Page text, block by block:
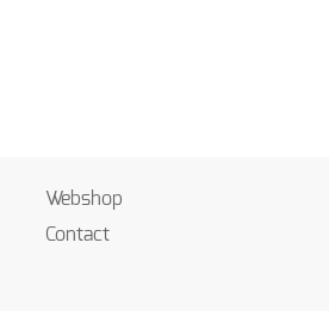
Webshop
Contact